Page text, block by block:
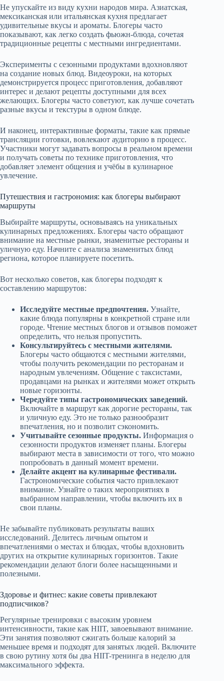
Не упускайте из виду кухни народов мира. Азиатская,
мексиканская или итальянская кухня предлагает
удивительные вкусы и ароматы. Блогеры часто
показывают, как легко создать фьюжн-блюда, сочетая
традиционные рецепты с местными ингредиентами.
Эксперименты с сезонными продуктами вдохновляют
на создание новых блюд. Видеоуроки, на которых
демонстрируется процесс приготовления, добавляют
интерес и делают рецепты доступными для всех
желающих. Блогеры часто советуют, как лучше сочетать
разные вкусы и текстуры в одном блюде.
И наконец, интерактивные форматы, такие как прямые
трансляции готовки, вовлекают аудиторию в процесс.
Участники могут задавать вопросы в реальном времени
и получать советы по технике приготовления, что
добавляет элемент общения и учёбы в кулинарное
увлечение.
Путешествия и гастрономия: как блогеры выбирают
маршруты
Выбирайте маршруты, основываясь на уникальных
кулинарных предложениях. Блогеры часто обращают
внимание на местные рынки, знаменитые рестораны и
уличную еду. Начните с анализа знаменитых блюд
региона, которое планируете посетить.
Вот несколько советов, как блогеры подходят к
составлению маршрутов:
Исследуйте местные предпочтения. Узнайте,
какие блюда популярны в конкретной стране или
городе. Чтение местных блогов и отзывов поможет
определить, что нельзя пропустить.
Консультируйтесь с местными жителями.
Блогеры часто общаются с местными жителями,
чтобы получить рекомендации по ресторанам и
народным увлечениям. Общение с таксистами,
продавцами на рынках и жителями может открыть
новые горизонты.
Чередуйте типы гастрономических заведений.
Включайте в маршрут как дорогие рестораны, так
и уличную еду. Это не только разнообразит
впечатления, но и позволит сэкономить.
Учитывайте сезонные продукты. Информация о
сезонности продуктов изменяет планы. Блогеры
выбирают места в зависимости от того, что можно
попробовать в данный момент времени.
Делайте акцент на кулинарные фестивали.
Гастрономические события часто привлекают
внимание. Узнайте о таких мероприятиях в
выбранном направлении, чтобы включить их в
свои планы.
Не забывайте публиковать результаты ваших
исследований. Делитесь личным опытом и
впечатлениями о местах и блюдах, чтобы вдохновить
других на открытие кулинарных горизонтов. Такие
рекомендации делают блоги более насыщенными и
полезными.
Здоровье и фитнес: какие советы привлекают
подписчиков?
Регулярные тренировки с высоким уровнем
интенсивности, такие как HIIT, завоевывают внимание.
Эти занятия позволяют сжигать больше калорий за
меньшее время и подходят для занятых людей. Включите
в свою рутину хотя бы два HIIT-тренинга в неделю для
максимального эффекта.